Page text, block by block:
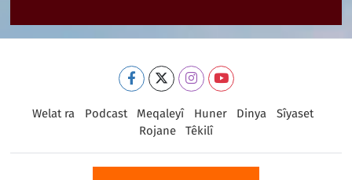
Welat ra Podcast Meqaleyî Huner Dinya
Sîyaset
Rojane
Têkilî